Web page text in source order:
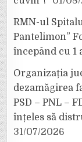
RMN-ul
Pantelimon”
începând cu 1
Organizația
dezamăgirea
PSD – PNL –
înțeles să
31/07/2026